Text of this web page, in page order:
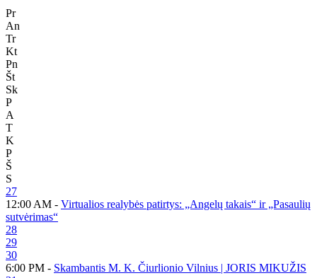
Pr
An
Tr
Kt
Pn
Št
Sk
P
A
T
K
P
Š
S
27
12:00 AM - Virtualios realybės patirtys: „Angelų takais“ ir „Pasaulių
sutvėrimas“
28
29
30
6:00 PM - Skambantis M. K. Čiurlionio Vilnius | JORIS MIKUŽIS